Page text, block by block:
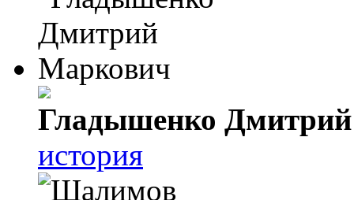
Гладышенко
история